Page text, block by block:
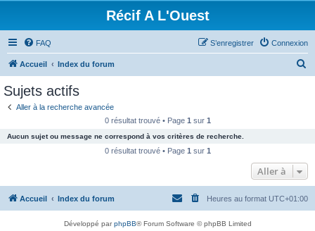
Récif A L'Ouest
FAQ Connexion
S’enregistrer
Accueil Index du forum
c
e
Sujets actifs
Aller à la recherche avancée
0 résultat trouvé • Page 1 sur 1
Aucun sujet ou message ne correspond à vos critères de recherche.
0 résultat trouvé • Page 1 sur 1
Aller à
Accueil Index du forum Heures au format UTC+01:00
Développé parphpBB® Forum Software © phpBB Limited